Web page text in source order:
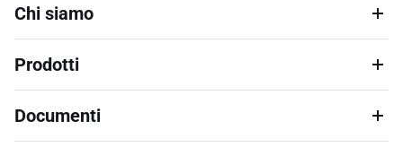
Chi siamo
Prodotti
Documenti